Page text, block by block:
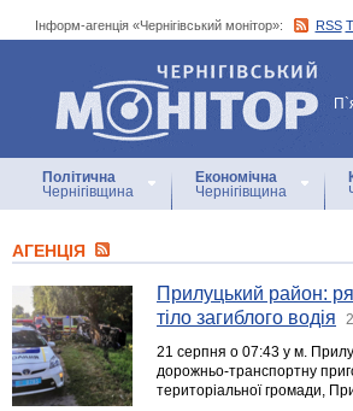
Інформ-агенція «Чернігівський монітор»: RSS
Інформ-агенція
«Чернігівський монітор»
Політична
Чернігівщина
Економічна
Чернігівщина
АГЕНЦIЯ
Прилуцький район:
тіло загиблого водія
21 серпня о 07:43 у м.
дорожньо-транспортну
територіальної громади,